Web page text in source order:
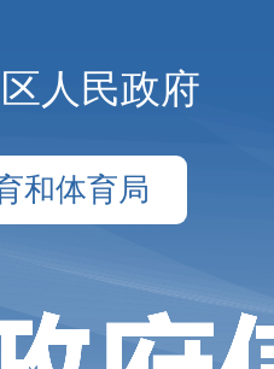
人民政府
和体育局